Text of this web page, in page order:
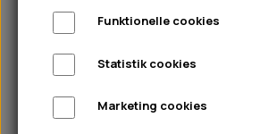
CHICOPEE
HALSBÅND
🍖 SMAGSVARIANTER
🎾 LEGETØJ
TÆNDER, ØRE, ØJE, POTER
🐾 UDSTYR & KOMFORT
HUER OG VANTER
PINEWOOD SALES
NYHEDER
ABONNEMENT
Funktionelle cookies
Statistik cookies
Marketing cookies